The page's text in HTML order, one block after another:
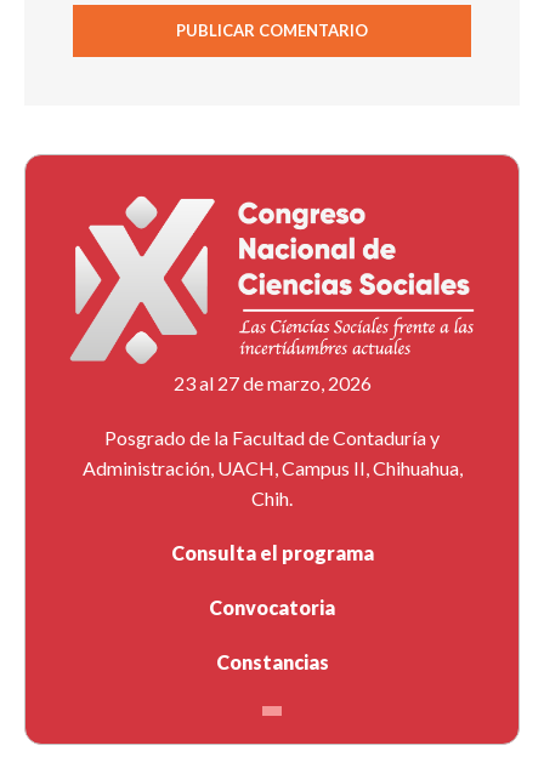
23 al 27 de marzo, 2026
Posgrado de la Facultad de Contaduría y
Administración, UACH, Campus II, Chihuahua,
Chih.
Consulta el programa
Convocatoria
Constancias